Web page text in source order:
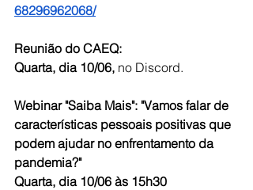
68296962068/
Reunião do CAEQ:
Quarta, dia 10/06, no Discord.
Webinar "Saiba Mais": "Vamos falar de
características pessoais positivas que
podem ajudar no enfrentamento da
pandemia?"
Quarta, dia 10/06 às 15h30